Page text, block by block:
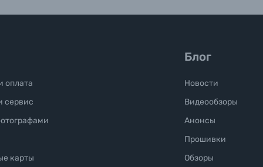
оплата
сервис
карты
Блог
Новости
Видеообзоры
Анонсы
Прошивки
Обзоры